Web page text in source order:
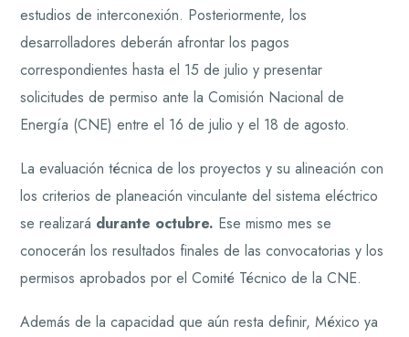
estudios de interconexión. Posteriormente, los
desarrolladores deberán afrontar los pagos
correspondientes hasta el 15 de julio y presentar
solicitudes de permiso ante la Comisión Nacional de
Energía (CNE) entre el 16 de julio y el 18 de agosto.
La evaluación técnica de los proyectos y su alineación con
los criterios de planeación vinculante del sistema eléctrico
se realizará durante octubre. Ese mismo mes se
conocerán los resultados finales de las convocatorias y los
permisos aprobados por el Comité Técnico de la CNE.
Además de la capacidad que aún resta definir, México ya